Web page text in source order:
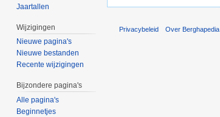
Jaartallen
Wijzigingen
Nieuwe pagina's
Nieuwe bestanden
Recente wijzigingen
Bijzondere pagina's
Alle pagina's
Beginnetjes
Privacybeleid Over Berghapedia